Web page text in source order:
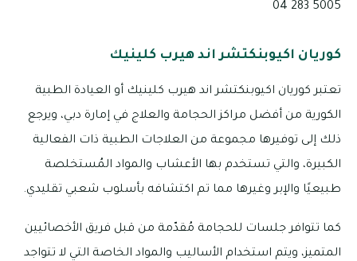
5005 283 04
كوريان اكيوبنكتشر اند هيرب كلينيك
تعتبر كوريان اكيوبنكتشر اند هيرب كلينيك أو العيادة الطبية
الكورية من أفضل مراكز الحجامة والعلاج في إمارة دبي، ويرجع
ذلك إلى توفيرها مجموعة من العلاجات الطبية ذات الفعالية
الكبيرة، والتي تستخدم بها الأعشاب والمواد المُستخلصة
طبيعيًا والإبر وغيرها مما تم اكتشافه بأسلوب شعبي تقليدي.
كما تتوافر جلسات للحجامة مُقدّمة من قبل فريق الأخصائيين
المتميز، ويتم استخدام الأساليب والمواد الخاصة التي لا تتواجد